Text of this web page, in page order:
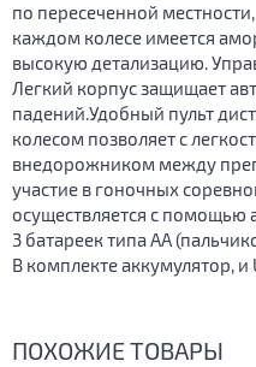
по пересеченной
каждом колесе имеется
высокую детализацию.
Легкий корпус защищает
падений.Удобный пульт
колесом позволяет с
внедорожником между
участие в гоночных
осуществляется с помощью
3 батареек типа АА
В комплекте аккумулятор, и
ПОХОЖИЕ ТОВАРЫ